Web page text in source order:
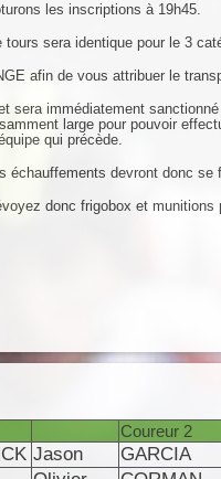
les inscriptions à 19h45.
sera identique pour le 3
afin de vous attribuer le
sera immédiatement
large pour pouvoir
qui précède.
échauffements devront donc se
donc frigobox et munitions
Coureur 2
Jason GARCIA